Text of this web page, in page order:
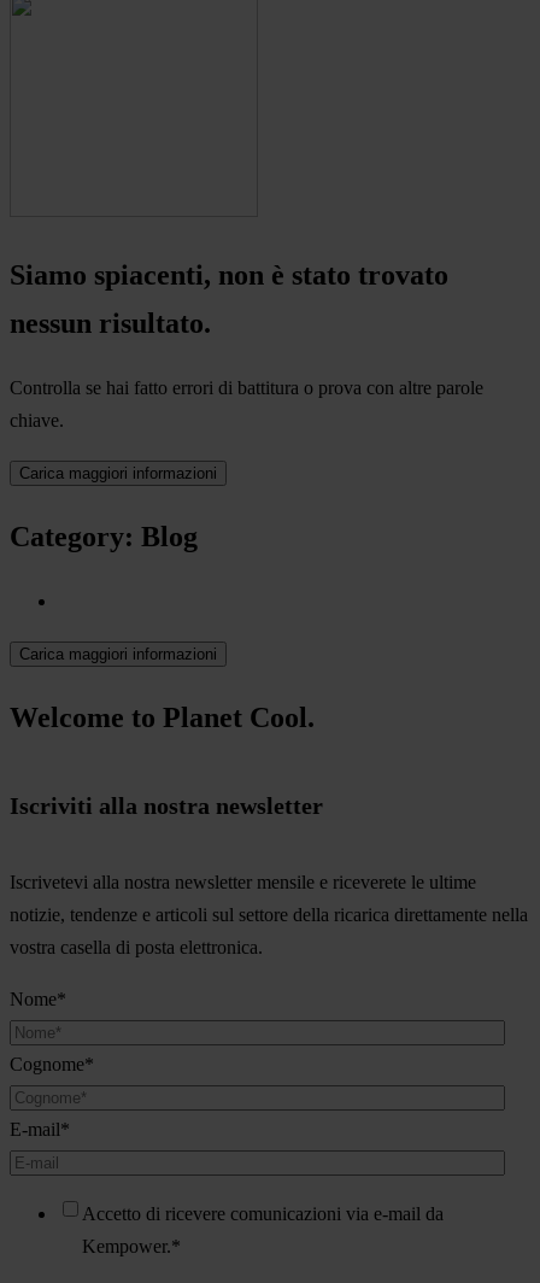
Siamo spiacenti, non è stato trovato
nessun risultato.
Controlla se hai fatto errori di battitura o prova con altre parole
chiave.
Carica maggiori informazioni
Category: Blog
Carica maggiori informazioni
Welcome to Planet Cool.
Iscriviti alla nostra newsletter
Iscrivetevi alla nostra newsletter mensile e riceverete le ultime
notizie, tendenze e articoli sul settore della ricarica direttamente nella
vostra casella di posta elettronica.
Nome*
Cognome*
E-mail*
Accetto di ricevere comunicazioni via e-mail da
Kempower.*